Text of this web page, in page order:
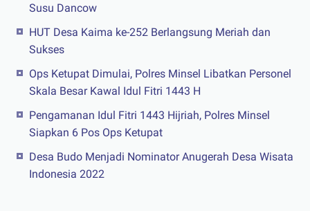
Susu Dancow
HUT Desa Kaima ke-252 Berlangsung Meriah dan
Sukses
Ops Ketupat Dimulai, Polres Minsel Libatkan Personel
Skala Besar Kawal Idul Fitri 1443 H
Pengamanan Idul Fitri 1443 Hijriah, Polres Minsel
Siapkan 6 Pos Ops Ketupat
Desa Budo Menjadi Nominator Anugerah Desa Wisata
Indonesia 2022